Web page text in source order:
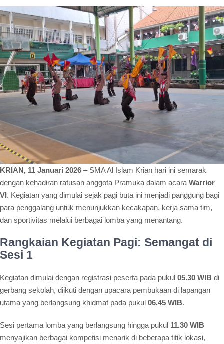
KRIAN, 11 Januari 2026 – SMA Al Islam Krian hari ini semarak
dengan kehadiran ratusan anggota Pramuka dalam acara Warrior
VI. Kegiatan yang dimulai sejak pagi buta ini menjadi panggung bagi
para penggalang untuk menunjukkan kecakapan, kerja sama tim,
dan sportivitas melalui berbagai lomba yang menantang.
Rangkaian Kegiatan Pagi: Semangat di
Sesi 1
Kegiatan dimulai dengan registrasi peserta pada pukul 05.30 WIB di
gerbang sekolah, diikuti dengan upacara pembukaan di lapangan
utama yang berlangsung khidmat pada pukul 06.45 WIB.
Sesi pertama lomba yang berlangsung hingga pukul 11.30 WIB
menyajikan berbagai kompetisi menarik di beberapa titik lokasi,